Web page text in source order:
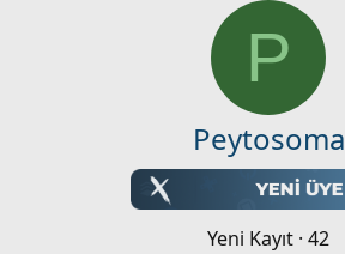
P
Peytosoma
Yeni Kayıt · 42